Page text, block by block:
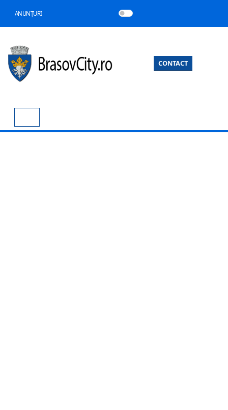
ANUNȚURI
CONTACT